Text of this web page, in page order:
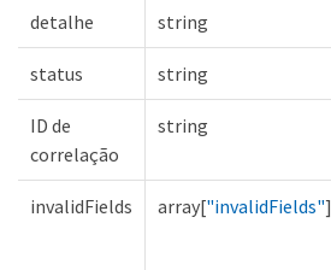
detalhe string
status string
ID de
correlação
string
invalidFields array["invalidFields"]